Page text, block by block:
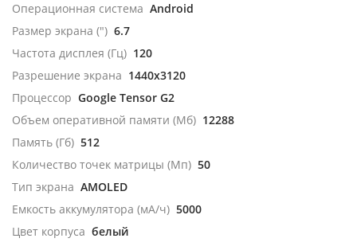
Операционная система Android
Размер экрана (") 6.7
Частота дисплея (Гц) 120
Разрешение экрана 1440x3120
Процессор Google Tensor G2
Объем оперативной памяти (Мб) 12288
Память (Гб) 512
Количество точек матрицы (Мп) 50
Тип экрана AMOLED
Емкость аккумулятора (мА/ч) 5000
Цвет корпуса белый